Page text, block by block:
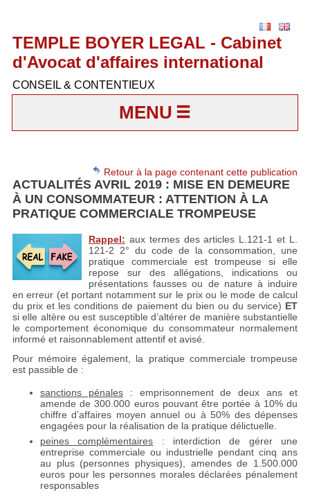
TEMPLE BOYER LEGAL - Cabinet
d'Avocat d'affaires international
CONSEIL & CONTENTIEUX
MENU
Retour à la page contenant cette publication
ACTUALITÉS AVRIL 2019 : MISE EN DEMEURE
À UN CONSOMMATEUR : ATTENTION À LA
PRATIQUE COMMERCIALE TROMPEUSE
Rappel: aux termes des articles L.121-1 et L.
121-2 2° du code de la consommation, une
pratique commerciale est trompeuse si elle
repose sur des allégations, indications ou
présentations fausses ou de nature à induire
en erreur (et portant notamment sur le prix ou le mode de calcul
du prix et les conditions de paiement du bien ou du service) ET
si elle altère ou est susceptible d’altérer de manière substantielle
le comportement économique du consommateur normalement
informé et raisonnablement attentif et avisé.
Pour mémoire également, la pratique commerciale trompeuse
est passible de :
sanctions pénales: emprisonnement de deux ans et
amende de 300.000 euros pouvant être portée à 10% du
chiffre d’affaires moyen annuel ou à 50% des dépenses
engagées pour la réalisation de la pratique délictuelle.
peines complémentaires : interdiction de gérer une
entreprise commerciale ou industrielle pendant cinq ans
au plus (personnes physiques), amendes de 1.500.000
euros pour les personnes morales déclarées pénalement
responsables